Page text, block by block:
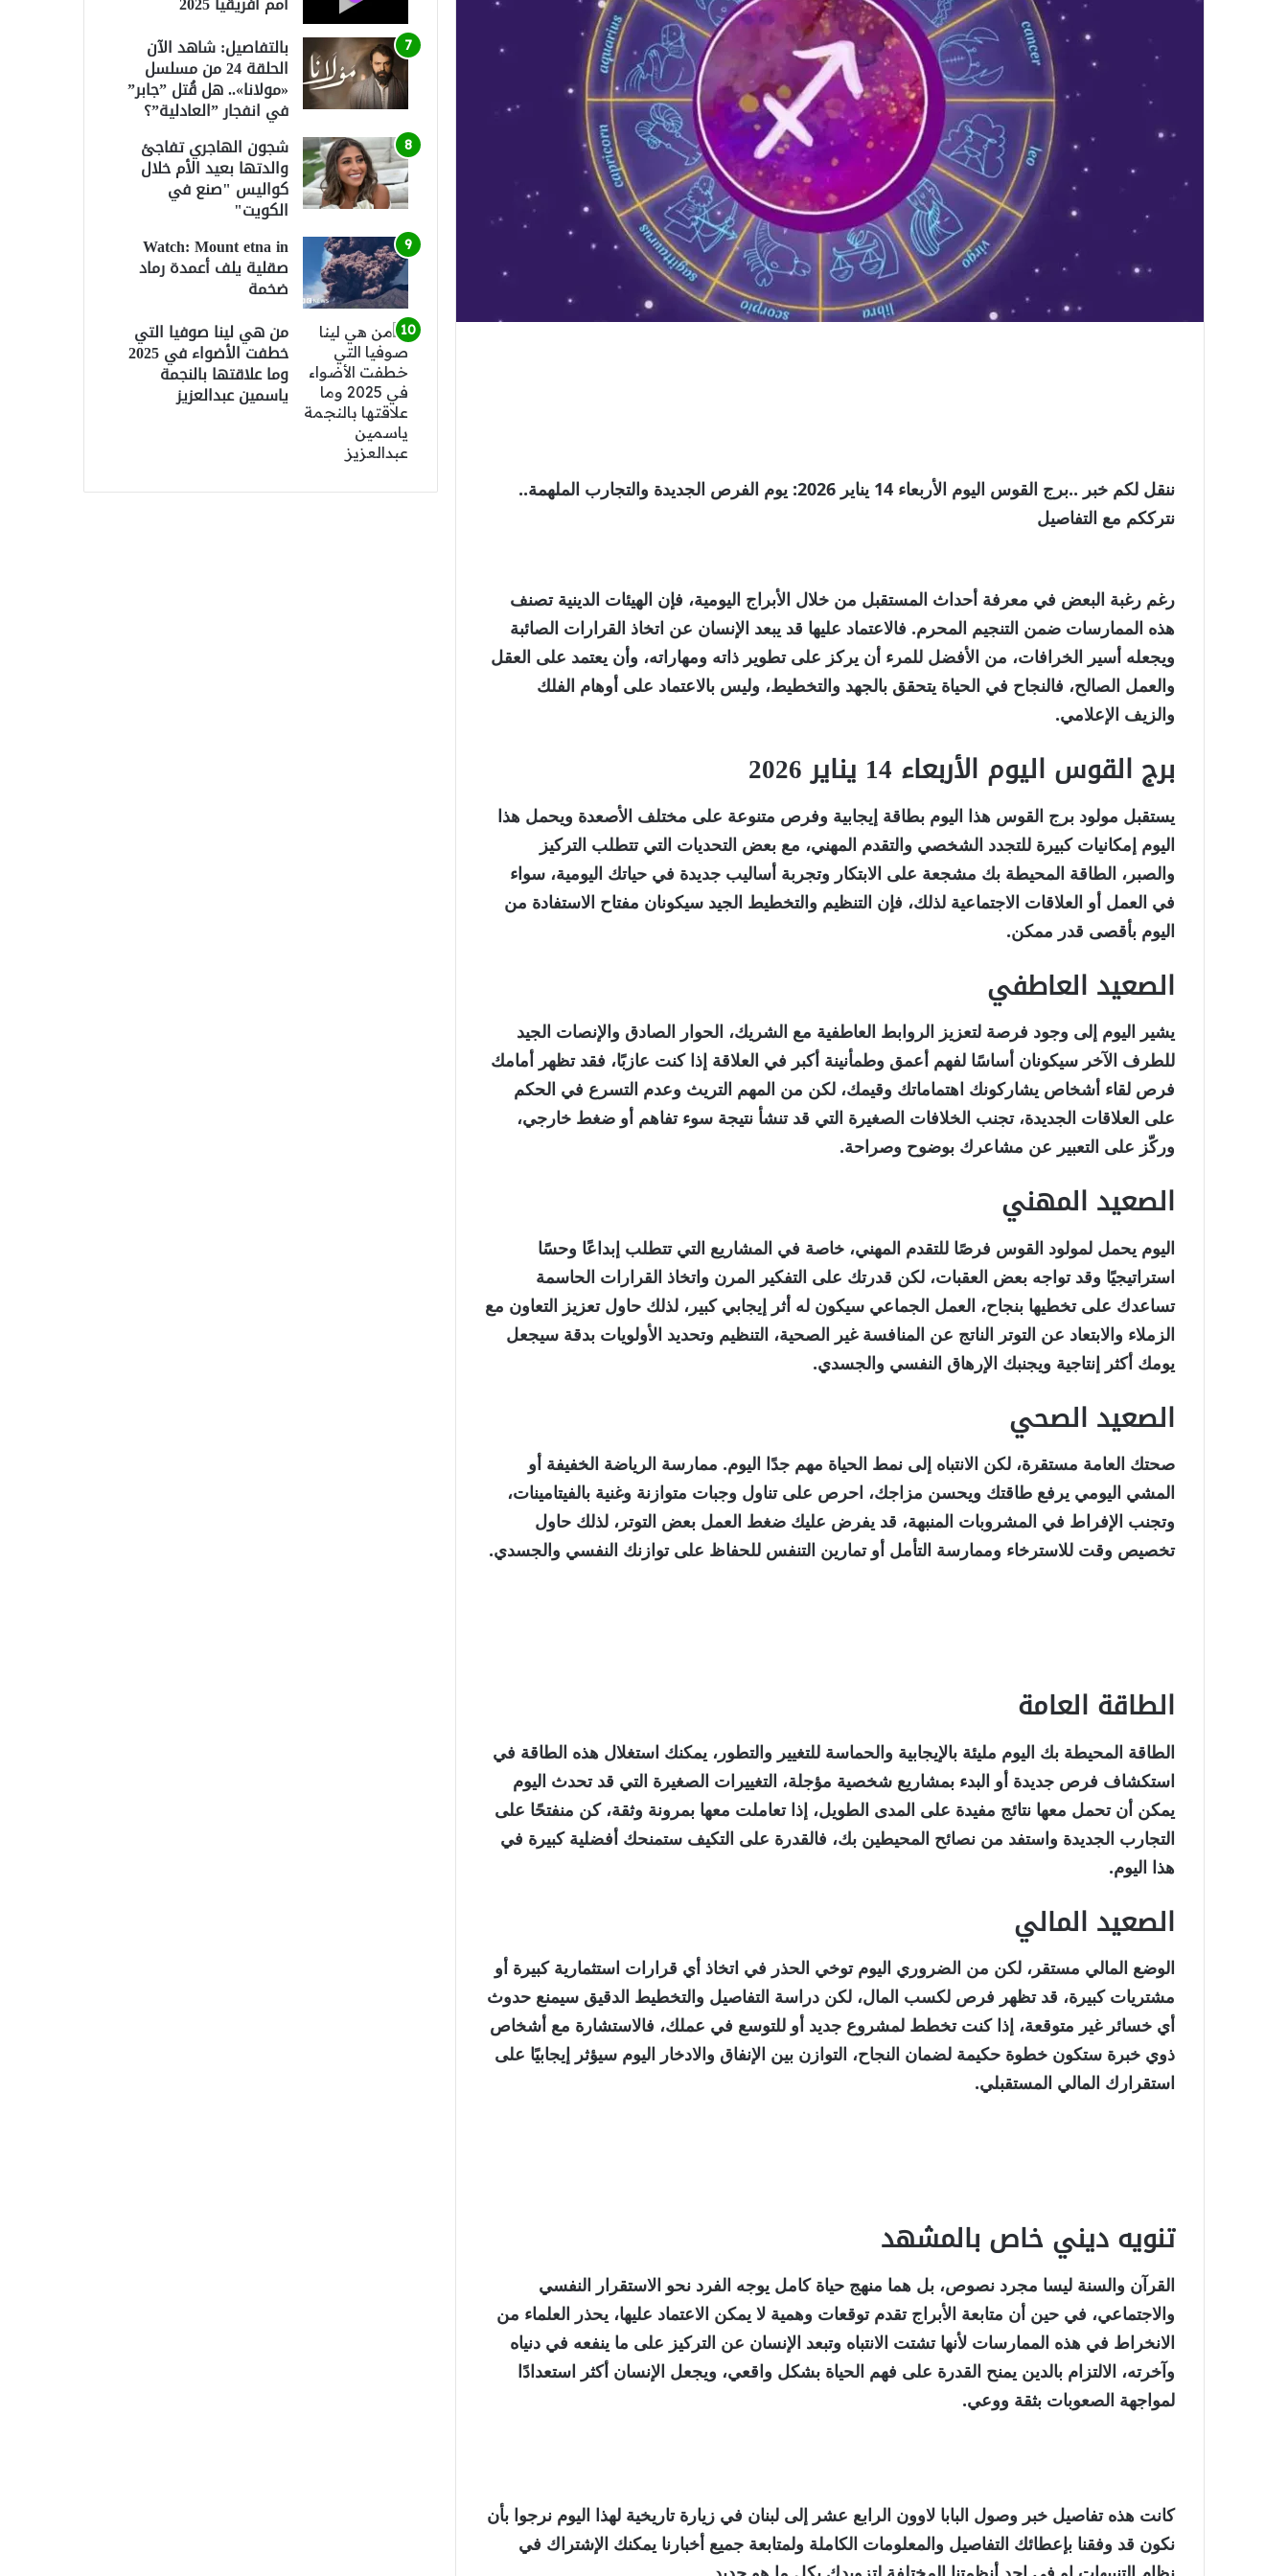
ننقل لكم خبر ..برج القوس اليوم الأربعاء 14 يناير 2026: يوم الفرص الجديدة والتجارب الملهمة..
نترككم مع التفاصيل
رغم رغبة البعض في معرفة أحداث المستقبل من خلال الأبراج اليومية، فإن الهيئات الدينية تصنف
هذه الممارسات ضمن التنجيم المحرم. فالاعتماد عليها قد يبعد الإنسان عن اتخاذ القرارات الصائبة
ويجعله أسير الخرافات، من الأفضل للمرء أن يركز على تطوير ذاته ومهاراته، وأن يعتمد على العقل
والعمل الصالح، فالنجاح في الحياة يتحقق بالجهد والتخطيط، وليس بالاعتماد على أوهام الفلك
والزيف الإعلامي.
برج القوس اليوم الأربعاء 14 يناير 2026
يستقبل مولود برج القوس هذا اليوم بطاقة إيجابية وفرص متنوعة على مختلف الأصعدة ويحمل هذا
اليوم إمكانيات كبيرة للتجدد الشخصي والتقدم المهني، مع بعض التحديات التي تتطلب التركيز
والصبر، الطاقة المحيطة بك مشجعة على الابتكار وتجربة أساليب جديدة في حياتك اليومية، سواء
في العمل أو العلاقات الاجتماعية لذلك، فإن التنظيم والتخطيط الجيد سيكونان مفتاح الاستفادة من
اليوم بأقصى قدر ممكن.
الصعيد العاطفي
يشير اليوم إلى وجود فرصة لتعزيز الروابط العاطفية مع الشريك، الحوار الصادق والإنصات الجيد
للطرف الآخر سيكونان أساسًا لفهم أعمق وطمأنينة أكبر في العلاقة إذا كنت عازبًا، فقد تظهر أمامك
فرص لقاء أشخاص يشاركونك اهتماماتك وقيمك، لكن من المهم التريث وعدم التسرع في الحكم
على العلاقات الجديدة، تجنب الخلافات الصغيرة التي قد تنشأ نتيجة سوء تفاهم أو ضغط خارجي،
وركّز على التعبير عن مشاعرك بوضوح وصراحة.
الصعيد المهني
اليوم يحمل لمولود القوس فرصًا للتقدم المهني، خاصة في المشاريع التي تتطلب إبداعًا وحسًا
استراتيجيًا وقد تواجه بعض العقبات، لكن قدرتك على التفكير المرن واتخاذ القرارات الحاسمة
تساعدك على تخطيها بنجاح، العمل الجماعي سيكون له أثر إيجابي كبير، لذلك حاول تعزيز التعاون مع
الزملاء والابتعاد عن التوتر الناتج عن المنافسة غير الصحية، التنظيم وتحديد الأولويات بدقة سيجعل
يومك أكثر إنتاجية ويجنبك الإرهاق النفسي والجسدي.
الصعيد الصحي
صحتك العامة مستقرة، لكن الانتباه إلى نمط الحياة مهم جدًا اليوم. ممارسة الرياضة الخفيفة أو
المشي اليومي يرفع طاقتك ويحسن مزاجك، احرص على تناول وجبات متوازنة وغنية بالفيتامينات،
وتجنب الإفراط في المشروبات المنبهة، قد يفرض عليك ضغط العمل بعض التوتر، لذلك حاول
تخصيص وقت للاسترخاء وممارسة التأمل أو تمارين التنفس للحفاظ على توازنك النفسي والجسدي.
الطاقة العامة
الطاقة المحيطة بك اليوم مليئة بالإيجابية والحماسة للتغيير والتطور، يمكنك استغلال هذه الطاقة في
استكشاف فرص جديدة أو البدء بمشاريع شخصية مؤجلة، التغييرات الصغيرة التي قد تحدث اليوم
يمكن أن تحمل معها نتائج مفيدة على المدى الطويل، إذا تعاملت معها بمرونة وثقة، كن منفتحًا على
التجارب الجديدة واستفد من نصائح المحيطين بك، فالقدرة على التكيف ستمنحك أفضلية كبيرة في
هذا اليوم.
الصعيد المالي
الوضع المالي مستقر، لكن من الضروري اليوم توخي الحذر في اتخاذ أي قرارات استثمارية كبيرة أو
مشتريات كبيرة، قد تظهر فرص لكسب المال، لكن دراسة التفاصيل والتخطيط الدقيق سيمنع حدوث
أي خسائر غير متوقعة، إذا كنت تخطط لمشروع جديد أو للتوسع في عملك، فالاستشارة مع أشخاص
ذوي خبرة ستكون خطوة حكيمة لضمان النجاح، التوازن بين الإنفاق والادخار اليوم سيؤثر إيجابيًا على
استقرارك المالي المستقبلي.
تنويه ديني خاص بالمشهد
القرآن والسنة ليسا مجرد نصوص، بل هما منهج حياة كامل يوجه الفرد نحو الاستقرار النفسي
والاجتماعي، في حين أن متابعة الأبراج تقدم توقعات وهمية لا يمكن الاعتماد عليها، يحذر العلماء من
الانخراط في هذه الممارسات لأنها تشتت الانتباه وتبعد الإنسان عن التركيز على ما ينفعه في دنياه
وآخرته، الالتزام بالدين يمنح القدرة على فهم الحياة بشكل واقعي، ويجعل الإنسان أكثر استعدادًا
لمواجهة الصعوبات بثقة ووعي.
كانت هذه تفاصيل خبر وصول البابا لاوون الرابع عشر إلى لبنان في زيارة تاريخية لهذا اليوم نرجوا بأن
نكون قد وفقنا بإعطائك التفاصيل والمعلومات الكاملة ولمتابعة جميع أخبارنا يمكنك الإشتراك في
بالتفاصيل: شاهد الآن
الحلقة 24 من مسلسل
«مولانا».. هل قُتل ”جابر”
في انفجار ”العادلية”؟
شجون الهاجري تفاجئ
والدتها بعيد الأم خلال
كواليس "صنع في
الكويت"
Watch: Mount etna in
صقلية يلف أعمدة رماد
ضخمة
من هي لينا صوفيا التي
خطفت الأضواء في 2025
وما علاقتها بالنجمة
ياسمين عبدالعزيز